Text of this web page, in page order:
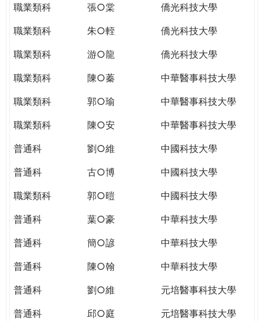
職業類科
張○棠
僑光科技大學
職業類科
朱○輊
僑光科技大學
職業類科
游○龍
僑光科技大學
職業類科
陳○蓁
中華醫事科技大學
職業類科
郭○瑜
中華醫事科技大學
職業類科
陳○安
中華醫事科技大學
普通科
劉○維
中國科技大學
普通科
古○博
中國科技大學
職業類科
郭○暟
中國科技大學
普通科
葉○豪
中華科技大學
普通科
簡○諺
中華科技大學
普通科
陳○翰
中華科技大學
普通科
劉○維
元培醫事科技大學
普通科
邱○庭
元培醫事科技大學